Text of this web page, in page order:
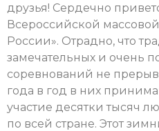
друзья! Сердечно
Всероссийской
России». Отрадно, что
замечательных и очень
соревнований не
года в год в них
участие десятки тысяч
по всей стране. Этот